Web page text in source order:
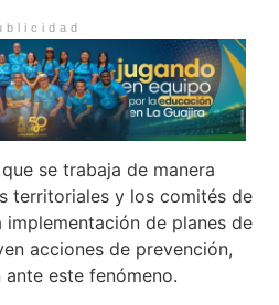
se trabaja de manera
territoriales y los comités de
de planes de
acciones de prevención,
este fenómeno.